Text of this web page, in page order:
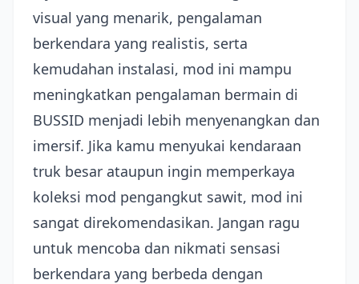
visual yang menarik, pengalaman
berkendara yang realistis, serta
kemudahan instalasi, mod ini mampu
meningkatkan pengalaman bermain di
BUSSID menjadi lebih menyenangkan dan
imersif. Jika kamu menyukai kendaraan
truk besar ataupun ingin memperkaya
koleksi mod pengangkut sawit, mod ini
sangat direkomendasikan. Jangan ragu
untuk mencoba dan nikmati sensasi
berkendara yang berbeda dengan